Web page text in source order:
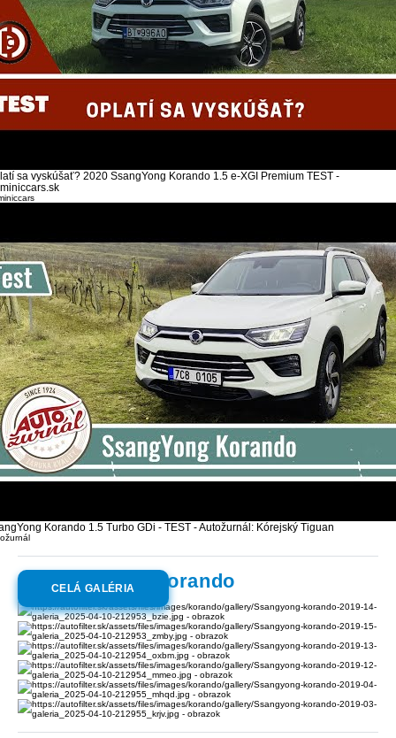
sa vyskúšať? 2020 SsangYong Korando 1.5 e-XGI Premium TEST -
Korando 1.5 Turbo GDi - TEST - Autožurnál: Kórejský Tiguan
Galéria:KGM Korando
CELÁ GALÉRIA